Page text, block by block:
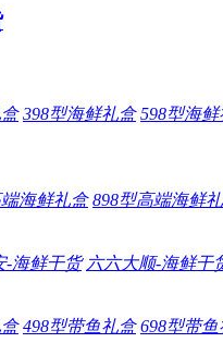
398型海鲜礼盒 598型海鲜
海鲜礼盒 898型高端海鲜
-海鲜干货 六六大顺-海鲜干
498型带鱼礼盒 698型带鱼